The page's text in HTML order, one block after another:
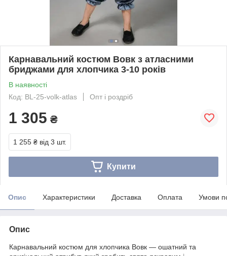
Карнавальний костюм Вовк з атласними
бриджами для хлопчика 3-10 років
В наявності
Код: BL-25-volk-atlas
Опт і роздріб
1 305 ₴
1 255 ₴ від 3 шт.
Купити
Опис Характеристики Доставка Оплата Умови
Опис
Карнавальний костюм для хлопчика Вовк — ошатний та